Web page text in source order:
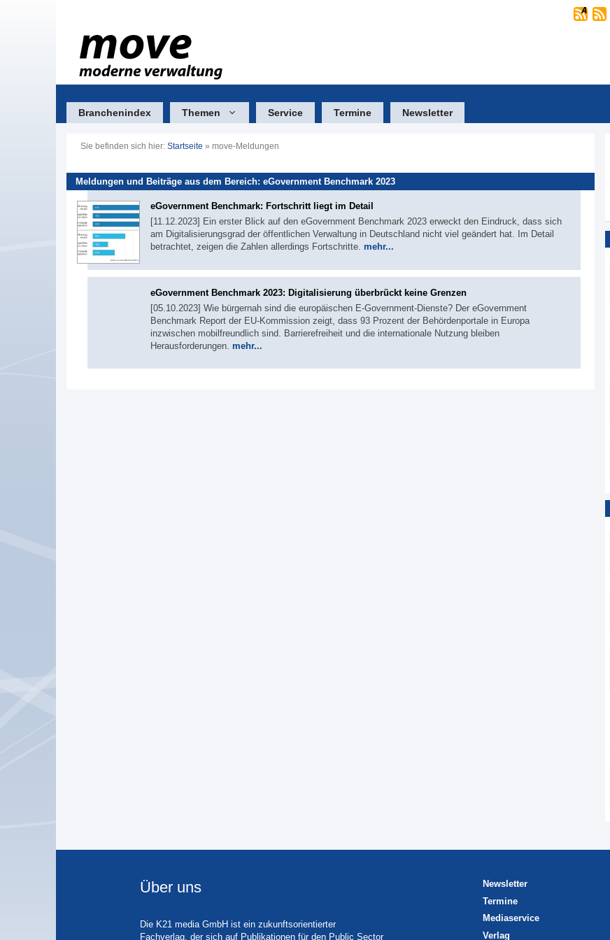
Branchenindex Themen Service Termine Newsletter
Sie befinden sich hier: Startseite » move-Meldungen
Meldungen und Beiträge aus dem Bereich: eGovernment Benchmark 2023
eGovernment Benchmark: Fortschritt liegt im Detail
[11.12.2023] Ein erster Blick auf den eGovernment Benchmark 2023 erweckt den Eindruck, dass sich
am Digitalisierungsgrad der öffentlichen Verwaltung in Deutschland nicht viel geändert hat. Im Detail
betrachtet, zeigen die Zahlen allerdings Fortschritte. mehr...
eGovernment Benchmark 2023: Digitalisierung überbrückt keine Grenzen
[05.10.2023] Wie bürgernah sind die europäischen E-Government-Dienste? Der eGovernment
Benchmark Report der EU-Kommission zeigt, dass 93 Prozent der Behördenportale in Europa
inzwischen mobilfreundlich sind. Barrierefreiheit und die internationale Nutzung bleiben
Herausforderungen. mehr...
Über uns
Die K21 media GmbH ist ein zukunftsorientierter
Fachverlag, der sich auf Publikationen für den Public Sector
Newsletter
Termine
Mediaservice
Verlag